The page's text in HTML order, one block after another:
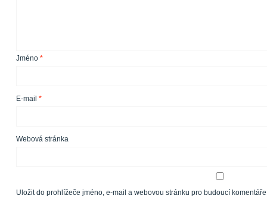
Jméno *
E-mail *
Webová stránka
Uložit do prohlížeče jméno, e-mail a webovou stránku pro budoucí